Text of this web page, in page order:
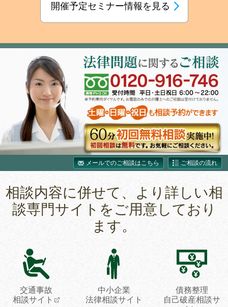
開催予定セミナー情報を見る
メールでのご相談はこちら ご相談の流れ
相談内容に併せて、より詳しい相
談専門サイトをご用意しており
ます。
交通事故
相談サイト
中小企業
法律相談サイト
債務整理
自己破産相談サ